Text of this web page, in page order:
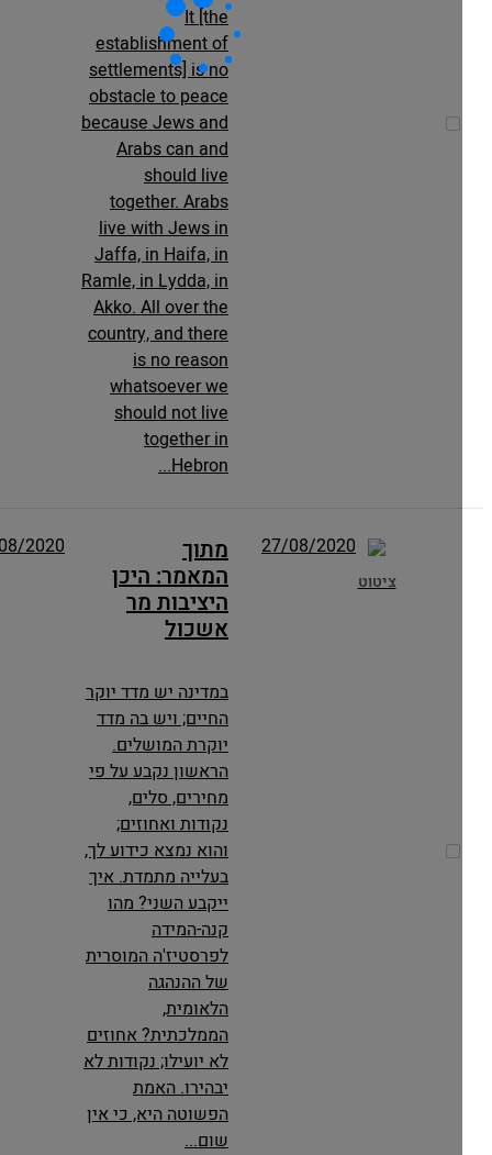
It [the
establishment of
settlements] is no
obstacle to peace
because Jews and
Arabs can and
should live
together. Arabs
live with Jews in
Jaffa, in Haifa, in
Ramle, in Lydda, in
Akko. All over the
country, and there
is no reason
whatsoever we
should not live
together in
Hebron...
ציטוט
27/08/2020
מתוך
המאמר: היכן
היציבות מר
אשכול
במדינה יש מדד יוקר
החיים; ויש בה מדד
יוקרת המושלים.
הראשון נקבע על פי
מחירים, סלים,
נקודות ואחוזים;
והוא נמצא כידוע לך,
בעלייה מתמדת. איך
ייקבע השני? מהו
קנה-המידה
לפרסטיז'ה המוסרית
של ההנהגה
הלאומית,
הממלכתית? אחוזים
לא יועילו; נקודות לא
יבהירו. האמת
הפשוטה היא, כי אין
שום...
27/08/2020